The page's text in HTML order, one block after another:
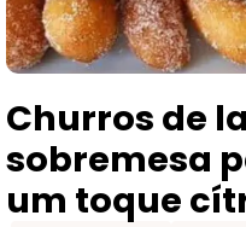
Churros de
sobremesa
um toque